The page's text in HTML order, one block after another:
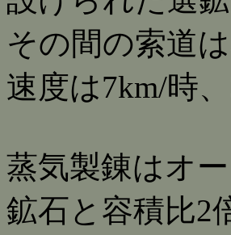
その間の索道
速度は7km/時
蒸気製錬はオ
鉱石と容積比2